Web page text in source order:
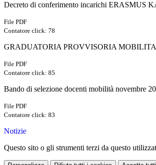
Decreto di conferimento incarichi ERASMUS
File PDF
Contatore click: 78
GRADUATORIA PROVVISORIA MOBILITA'
File PDF
Contatore click: 85
Bando di selezione docenti mobilità novembre
File PDF
Contatore click: 83
Notizie
Questo sito o gli strumenti terzi da questo